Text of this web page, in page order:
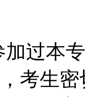
加过本
考生